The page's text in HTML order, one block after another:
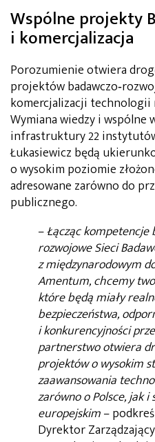
Wspólne projekty
i komercjalizacja
Porozumienie otwiera
projektów
komercjalizacji technologii
Wymiana wiedzy i wspólne
infrastruktury 22
Łukasiewicz będą
o wysokim poziomie
adresowane zarówno do
publicznego.
–Łącząc kompetencje
rozwojowe Sieci
z międzynarodowym
Amentum, chcemy
które będą miały
bezpieczeństwa,
i konkurencyjności
partnerstwo otwiera
projektów o wysokim
zaawansowania
zarówno o Polsce, jak
europejskim–
Dyrektor